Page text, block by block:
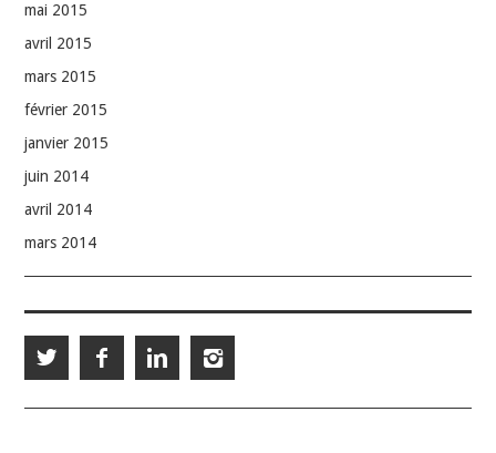
mai 2015
avril 2015
mars 2015
février 2015
janvier 2015
juin 2014
avril 2014
mars 2014